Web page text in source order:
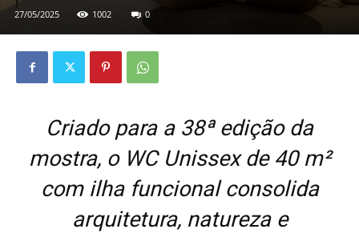
27/05/2025 1002 0
Criado para a 38ª edição da
mostra, o WC Unissex de 40 m²
com ilha funcional consolida
arquitetura, natureza e